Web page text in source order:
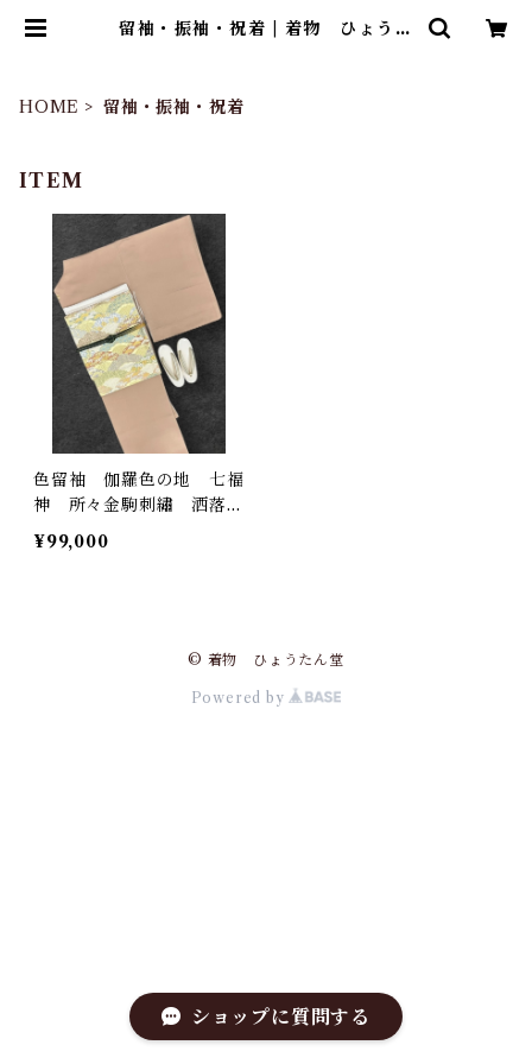
留袖・振袖・祝着 | 着物 ひょうた
HOME 留袖・振袖・祝着
ITEM
色留袖 伽羅色の地 七福
神 所々金駒刺繡 洒落紋
(刺繍)つき しつけ糸つ
き 裄丈 70㎝ K5703
¥99,000
© 着物 ひょうたん堂
Powered by
ショップに質問する